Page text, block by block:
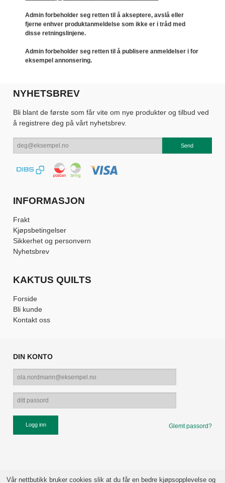
Admin forbeholder seg retten til å akseptere, avslå eller
fjerne enhver produktanmeldelse som ikke er i tråd med
disse retningslinjene.
Admin forbeholder seg retten til å publisere anmeldelser i for
eksempel annonsering.
NYHETSBREV
Bli blant de første som får vite om nye produkter og tilbud ved
å registrere deg på vårt nyhetsbrev.
INFORMASJON
Frakt
Kjøpsbetingelser
Sikkerhet og personvern
Nyhetsbrev
KAKTUS QUILTS
Forside
Bli kunde
Kontakt oss
DIN KONTO
Glemt passord?
Vår nettbutikk bruker cookies slik at du får en bedre kjøpsopplevelse og